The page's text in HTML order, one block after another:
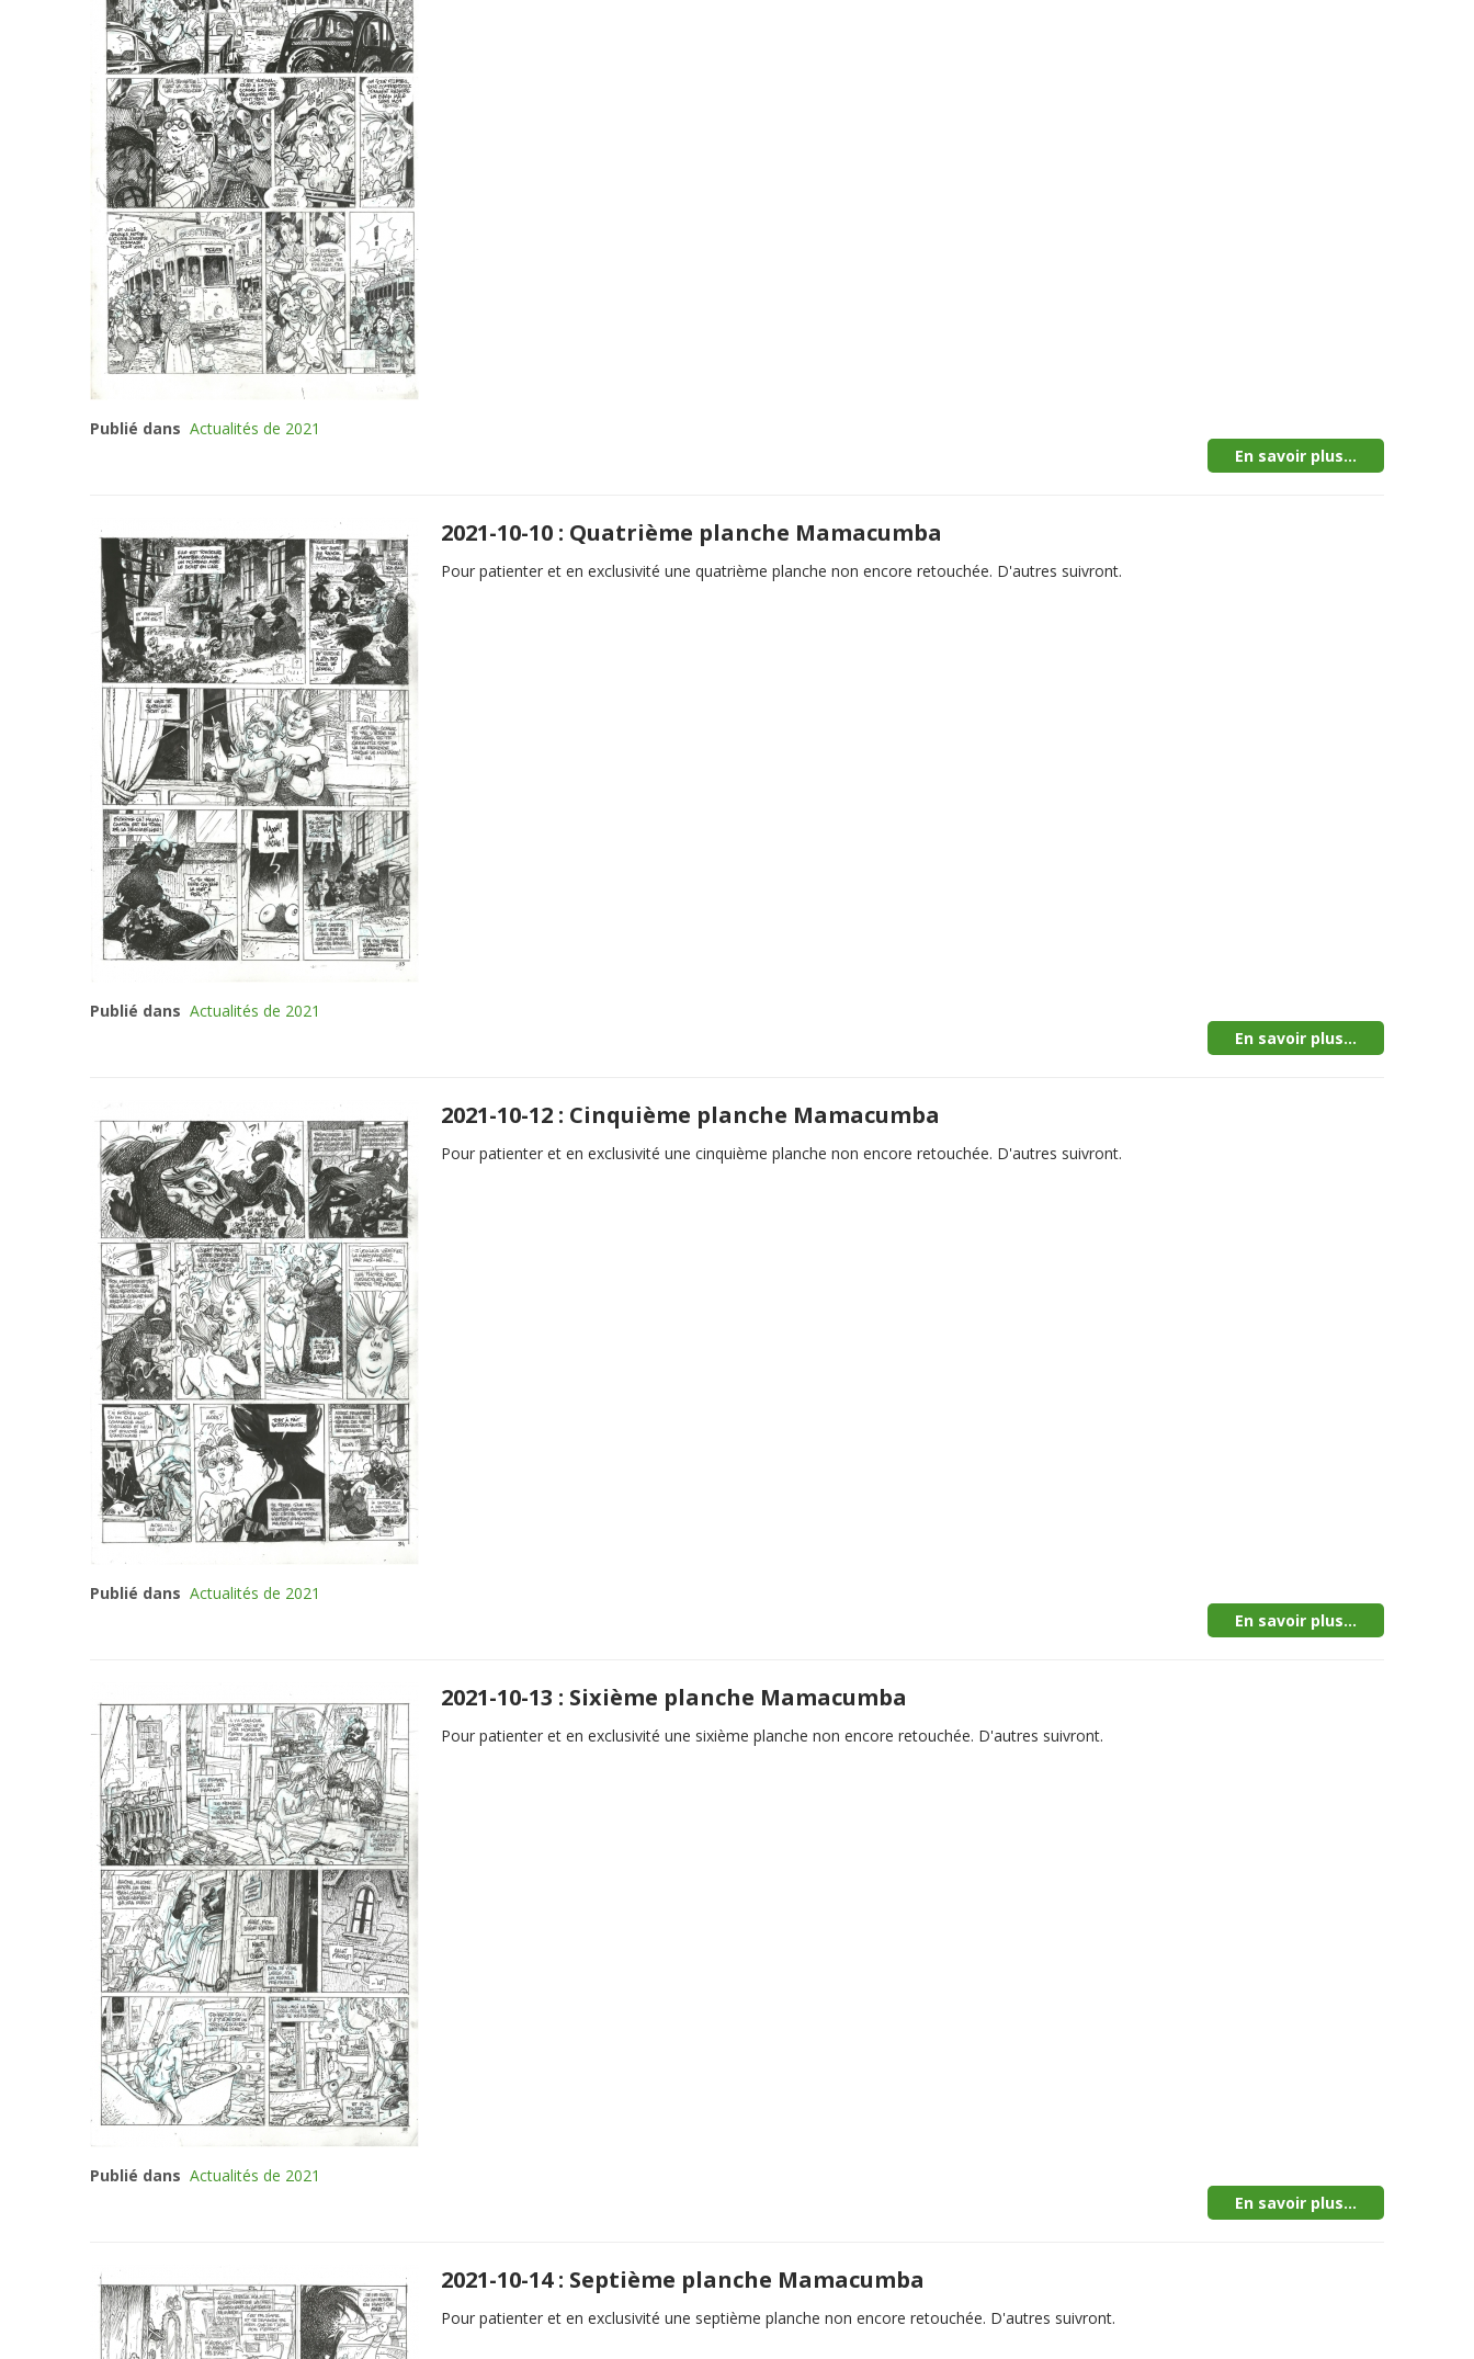
Publié dans Actualités de 2021
En savoir plus...
2021-10-10 : Quatrième planche Mamacumba
Pour patienter et en exclusivité une quatrième planche non encore retouchée. D'autres suivront.
Publié dans Actualités de 2021
En savoir plus...
2021-10-12 : Cinquième planche Mamacumba
Pour patienter et en exclusivité une cinquième planche non encore retouchée. D'autres suivront.
Publié dans Actualités de 2021
En savoir plus...
2021-10-13 : Sixième planche Mamacumba
Pour patienter et en exclusivité une sixième planche non encore retouchée. D'autres suivront.
Publié dans Actualités de 2021
En savoir plus...
2021-10-14 : Septième planche Mamacumba
Pour patienter et en exclusivité une septième planche non encore retouchée. D'autres suivront.